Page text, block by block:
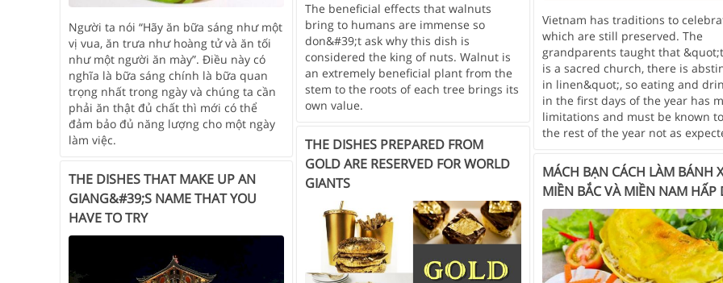
Người ta nói “Hãy ăn bữa sáng như một
vị vua, ăn trưa như hoàng tử và ăn tối
như một người ăn mày”. Điều này có
nghĩa là bữa sáng chính là bữa quan
trọng nhất trong ngày và chúng ta cần
phải ăn thật đủ chất thì mới có thể
đảm bảo đủ năng lượng cho một ngày
làm việc.
The beneficial effects that walnuts
bring to humans are immense so
don&#39;t ask why this dish is
considered the king of nuts. Walnut is
an extremely beneficial plant from the
stem to the roots of each tree brings its
own value.
Vietnam has traditions to
which are still preserved. The
grandparents taught that
is a sacred church, there is
in linen&quot;, so eating and
in the first days of the year has
limitations and must be known
the rest of the year not as
THE DISHES PREPARED FROM
GOLD ARE RESERVED FOR WORLD
GIANTS
MÁCH BẠN CÁCH LÀM BÁNH
MIỀN BẮC VÀ MIỀN NAM HẤP
THE DISHES THAT MAKE UP AN
GIANG&#39;S NAME THAT YOU
HAVE TO TRY